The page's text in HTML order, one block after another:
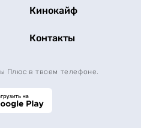
Кинокайф
Контакты
Плюс в твоем телефоне.